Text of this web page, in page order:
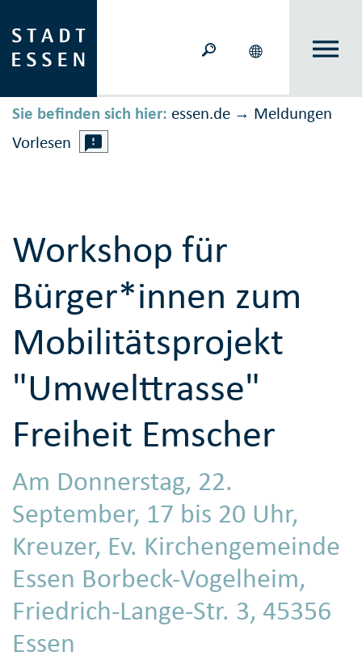
Sie befinden sich hier: essen.de → Meldungen
Vorlesen
Workshop für
Bürger*innen zum
Mobilitätsprojekt
"Umwelttrasse"
Freiheit Emscher
Am Donnerstag, 22.
September, 17 bis 20 Uhr,
Kreuzer, Ev. Kirchengemeinde
Essen Borbeck-Vogelheim,
Friedrich-Lange-Str. 3, 45356
Essen